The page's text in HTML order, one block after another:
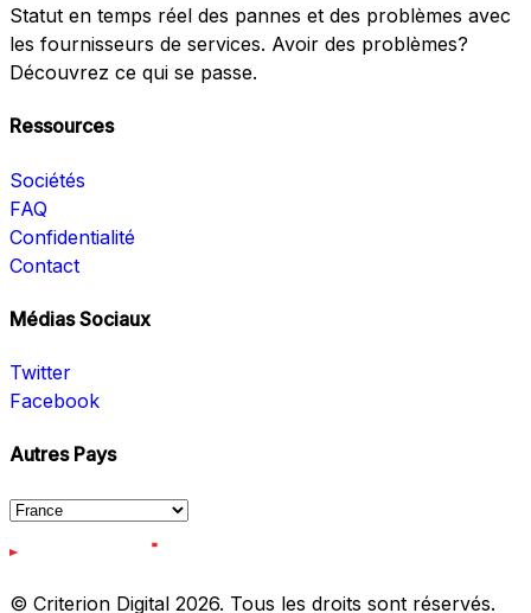
Statut en temps réel des pannes et des problèmes avec
les fournisseurs de services. Avoir des problèmes?
Découvrez ce qui se passe.
Ressources
Sociétés
FAQ
Confidentialité
Contact
Médias Sociaux
Twitter
Facebook
Autres Pays
© Criterion Digital 2026. Tous les droits sont réservés.